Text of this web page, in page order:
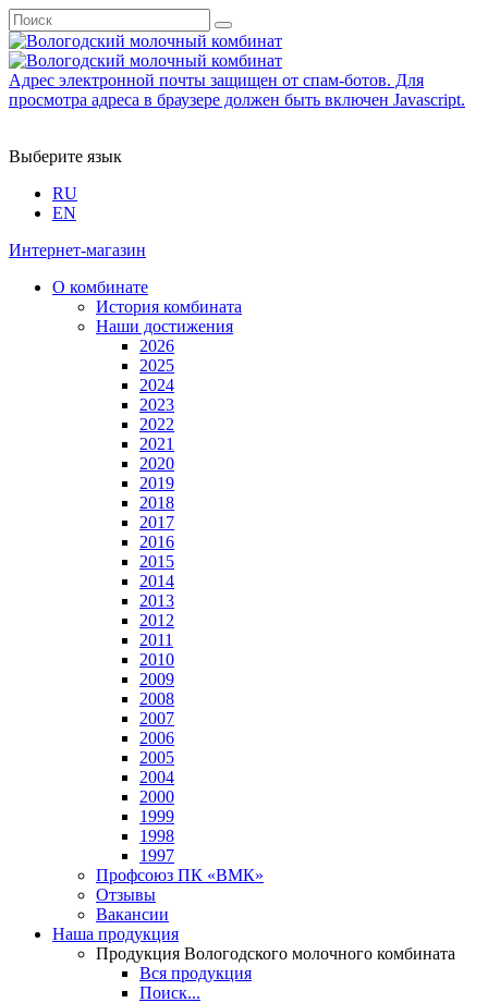
Адрес электронной почты защищен от спам-ботов. Для
просмотра адреса в браузере должен быть включен Javascript.
Выберите язык
RU
EN
Интернет-магазин
О комбинате
История комбината
Наши достижения
2026
2025
2024
2023
2022
2021
2020
2019
2018
2017
2016
2015
2014
2013
2012
2011
2010
2009
2008
2007
2006
2005
2004
2000
1999
1998
1997
Профсоюз ПК «ВМК»
Отзывы
Вакансии
Наша продукция
Продукция Вологодского молочного комбината
Вся продукция
Поиск...